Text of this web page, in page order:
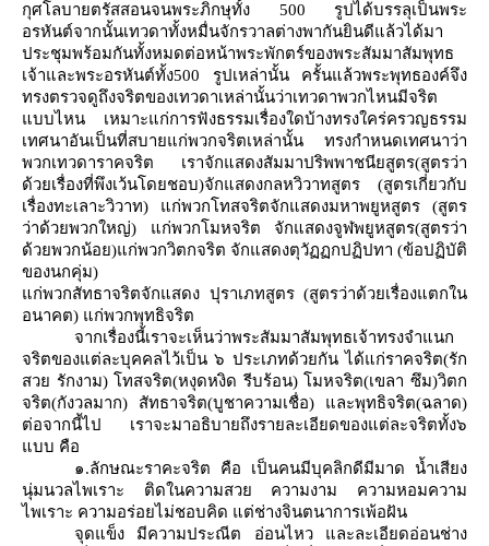
กุศโลบายตรัสสอนจนพระภิกษุทั้ง 500 รูปได้บรรลุเป็นพระ
อรหันต์จากนั้นเทวดาทั้งหมื่นจักรวาลต่างพากันยินดีแล้วได้มา
ประชุมพร้อมกันทั้งหมดต่อหน้าพระพักตร์ของพระสัมมาสัมพุทธ
เจ้าและพระอรหันต์ทั้ง500 รูปเหล่านั้น ครั้นแล้วพระพุทธองค์จึง
ทรงตรวจดูถึงจริตของเทวดาเหล่านั้นว่าเทวดาพวกไหนมีจริต
บบไหน เหมาะแก่การฟังธรรมเรื่องใดบ้างทรงใคร่ครวญธรรม
เทศนาอันเป็นที่สบายแก่พวกจริตเหล่านั้น ทรงกำหนดเทศนาว่า
พวกเทวดาราคจริต เราจักแสดงสัมมาปริพพาชนียสูตร(สูตรว่า
ด้วยเรื่องที่พึงเว้นโดยชอบ)จักแสดงกลหวิวาทสูตร (สูตรเกี่ยวกับ
เรื่องทะเลาะวิวาท) แก่พวกโทสจริตจักแสดงมหาพยูหสูตร (สูตร
ว่าด้วยพวกใหญ่) แก่พวกโมหจริต จักแสดงจูฬพยูหสูตร(สูตรว่า
ด้วยพวกน้อย)แก่พวกวิตกจริต จักแสดงตุวัฏฏกปฏิปทา (ข้อปฏิบัติ
ของนกคุ่ม)
ก่พวกสัทธาจริตจักแสดง ปุราเภทสูตร (สูตรว่าด้วยเรื่องแตกใน
อนาคต) แก่พวกพุทธิจริต
จากเรื่องนี้เราจะเห็นว่าพระสัมมาสัมพุทธเจ้าทรงจำแนก
จริตของแต่ละบุคคลไว้เป็น ๖ ประเภทด้วยกัน ได้แก่ราคจริต(รัก
สวย รักงาม) โทสจริต(หงุดหงิด รีบร้อน) โมหจริต(เขลา ซึม)วิตก
จริต(กังวลมาก) สัทธาจริต(บูชาความเชื่อ) และพุทธิจริต(ฉลาด)
ต่อจากนี้ไป เราจะมาอธิบายถึงรายละเอียดของแต่ละจริตทั้ง๖
บบ คือ
๑.ลักษณะราคะจริต คือ เป็นคนมีบุคลิกดีมีมาด น้ำเสียง
นุ่มนวลไพเราะ ติดในความสวย ความงาม ความหอมความ
ไพเราะ ความอร่อยไม่ชอบคิด แต่ช่างจินตนาการเพ้อฝัน
จุดแข็ง มีความประณีต อ่อนไหว และละเอียดอ่อนช่าง